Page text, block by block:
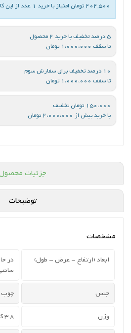
202,500 تومان امتیاز با خرید 1 عدد از این کالا
5 درصد تخفیف با خرید 2 محصول
تا سقف 1،000،000 تومان
10 درصد تخفیف برای سفارش سوم
تا سقف 1،000،000 تومان
150،000 تومان تخفیف
با خرید بیش از 2،000،000 تومان
جزئیات
توضیحات
مشخصات
ابعاد (ارتفاع - عرض - طول)
جنس چوب
وزن 3.8 کیلوگرم